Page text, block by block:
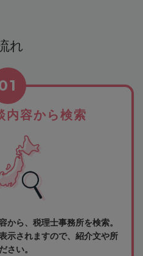
れ
内容から検索
から、税理士事務所を検索。
示されますので、紹介文や所
さい。